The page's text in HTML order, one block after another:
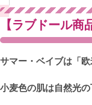
【ラブドール商
サマー・ベイブは「
小麦色の肌は自然光